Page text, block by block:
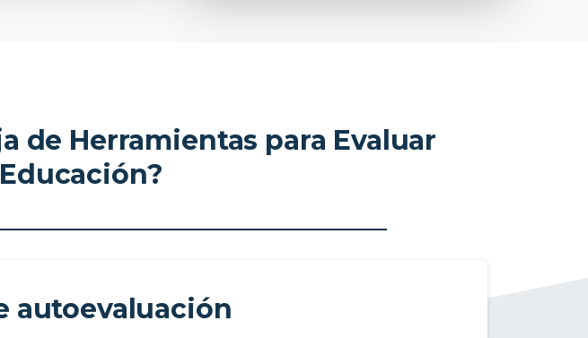
de Herramientas para Evaluar
autoevaluación